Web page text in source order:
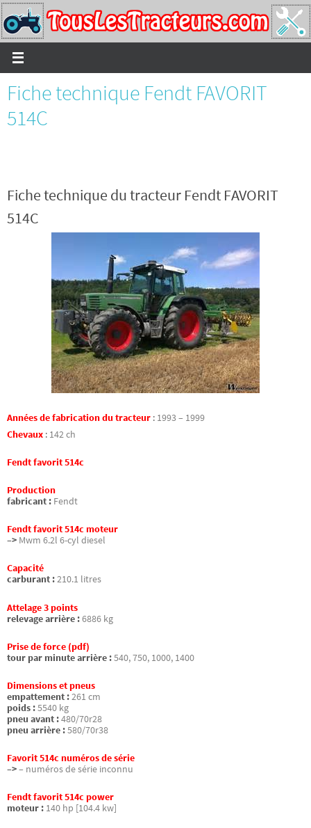
Passer
vers
le
contenu
Fiche technique Fendt FAVORIT
514C
Fiche technique du tracteur Fendt FAVORIT
514C
Années de fabrication du tracteur : 1993 – 1999
Chevaux : 142 ch
Fendt favorit 514c
Production
fabricant : Fendt
Fendt favorit 514c moteur
–> Mwm 6.2l 6-cyl diesel
Capacité
carburant :210.1 litres
Attelage 3 points
relevage arrière :6886 kg
Prise de force (pdf)
tour par minute arrière :540, 750, 1000, 1400
Dimensions et pneus
empattement :261 cm
poids :5540 kg
pneu avant :480/70r28
pneu arrière :580/70r38
Favorit 514c numéros de série
–>– numéros de série inconnu
Fendt favorit 514c power
moteur : 140 hp [104.4 kw]